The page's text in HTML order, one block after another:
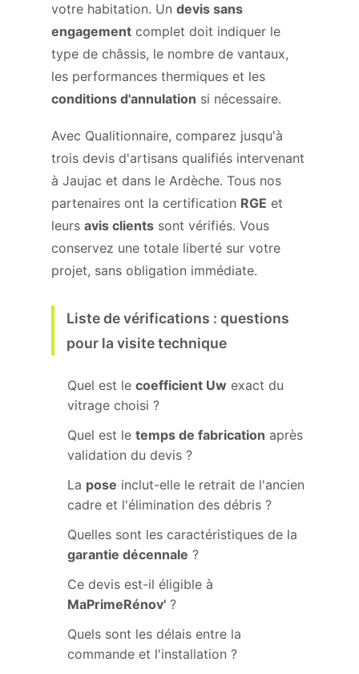
votre habitation. Un devis sans
engagement complet doit indiquer le
type de châssis, le nombre de vantaux,
les performances thermiques et les
conditions d'annulation si nécessaire.
Avec Qualitionnaire, comparez jusqu'à
trois devis d'artisans qualifiés intervenant
à Jaujac et dans le Ardèche. Tous nos
partenaires ont la certification RGE et
leurs avis clients sont vérifiés. Vous
conservez une totale liberté sur votre
projet, sans obligation immédiate.
Liste de vérifications : questions
pour la visite technique
Quel est le coefficient Uw exact du
vitrage choisi ?
Quel est le temps de fabrication après
validation du devis ?
La pose inclut-elle le retrait de l'ancien
cadre et l'élimination des débris ?
Quelles sont les caractéristiques de la
garantie décennale ?
Ce devis est-il éligible à
MaPrimeRénov' ?
Quels sont les délais entre la
commande et l'installation ?